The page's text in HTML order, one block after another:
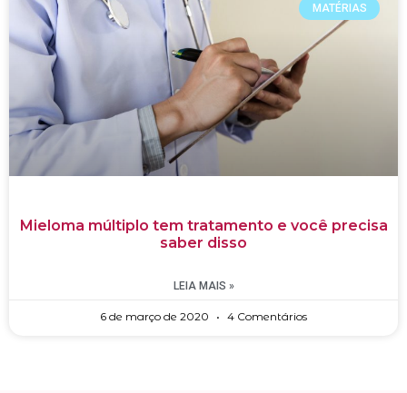
MATÉRIAS
Mieloma múltiplo tem tratamento e você precisa
saber disso
LEIA MAIS »
6 de março de 2020 4 Comentários